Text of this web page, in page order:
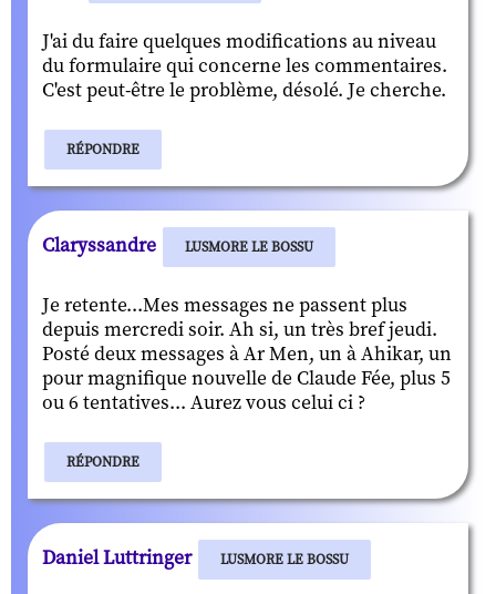
J'ai du faire quelques modifications au niveau
du formulaire qui concerne les commentaires.
C'est peut-être le problème, désolé. Je cherche.
RÉPONDRE
Claryssandre LUSMORE LE BOSSU
Je retente...Mes messages ne passent plus
depuis mercredi soir. Ah si, un très bref jeudi.
Posté deux messages à Ar Men, un à Ahikar, un
pour magnifique nouvelle de Claude Fée, plus 5
ou 6 tentatives... Aurez vous celui ci ?
RÉPONDRE
Daniel Luttringer LUSMORE LE BOSSU